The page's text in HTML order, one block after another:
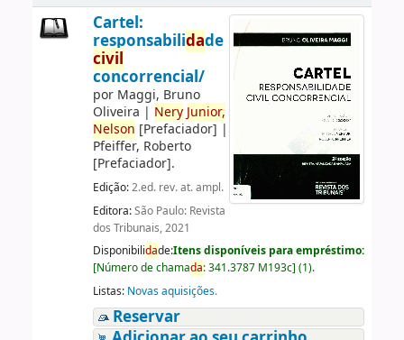
Cartel:
responsabilidade
civil
concorrencial/
por Maggi, Bruno
Oliveira | Nery Junior,
Nelson [Prefaciador] |
Pfeiffer, Roberto
[Prefaciador].
Edição:2.ed. rev. at. ampl.
Editora:São Paulo: Revista
dos Tribunais, 2021
Disponibilidade:Itens disponíveis para empréstimo:
[Número de chamada:341.3787 M193c] (1).
Listas: Novas aquisições.
Reservar